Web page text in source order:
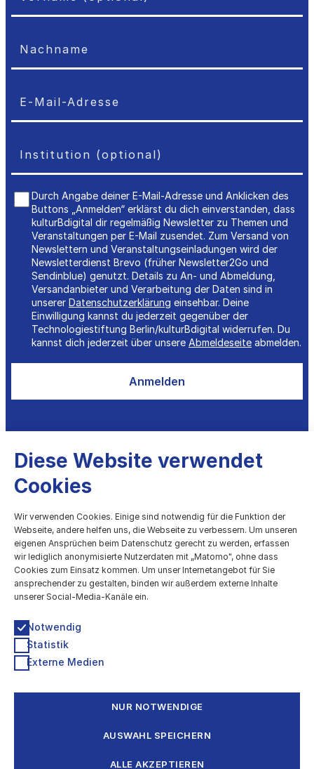
Durch Angabe deiner E-Mail-Adresse und Anklicken des
Buttons „Anmelden“ erklärst du dich einverstanden, dass
kulturBdigital dir regelmäßig Newsletter zu Themen und
Veranstaltungen per E-Mail zusendet. Zum Versand von
Newslettern und Veranstaltungseinladungen wird der
Newsletterdienst Brevo (früher Newsletter2Go und
Sendinblue) genutzt. Details zu An- und Abmeldung,
Versandanbieter und Verarbeitung der Daten sind in
unserer Datenschutzerklärung einsehbar. Deine
Einwilligung kannst du jederzeit gegenüber der
Technologiestiftung Berlin/kulturBdigital widerrufen. Du
kannst dich jederzeit über unsere Abmeldeseite abmelden.
Anmelden
kulturBdigital
Digitale Entwicklung des Kulturbereichs
Technologiestiftung Berlin
Grunewaldstr. 61-62, 10825 Berlin
kultur@ts.berlin
Newsletter & Info-Verteiler
Impressum
Datenschutzerklärung
Eine Kooperation von
Diese Website verwendet
Cookies
Wir verwenden Cookies. Einige sind notwendig für die Funktion der
Webseite, andere helfen uns, die Webseite zu verbessern. Um unseren
eigenen Ansprüchen beim Datenschutz gerecht zu werden, erfassen
wir lediglich anonymisierte Nutzerdaten mit „Matomo", ohne dass
Cookies zum Einsatz kommen. Um unser Internetangebot für Sie
ansprechender zu gestalten, binden wir außerdem externe Inhalte
unserer Social-Media-Kanäle ein.
Notwendig
Statistik
Externe Medien
NUR NOTWENDIGE
AUSWAHL SPEICHERN
ALLE AKZEPTIEREN